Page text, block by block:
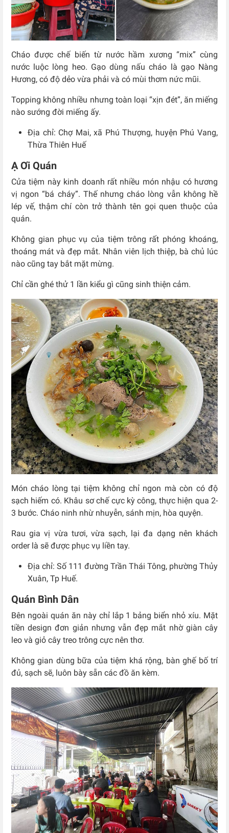
Cháo được chế biến từ nước hầm xương “mix” cùng
nước luộc lòng heo. Gạo dùng nấu cháo là gạo Nàng
Hương, có độ dẻo vừa phải và có mùi thơm nức mũi.
Topping không nhiều nhưng toàn loại “xịn đét”, ăn miếng
nào sướng đời miếng ấy.
Địa chỉ: Chợ Mai, xã Phú Thượng, huyện Phú Vang,
Thừa Thiên Huế
Ạ Ơi Quán
Cửa tiệm này kinh doanh rất nhiều món nhậu có hương
vị ngon “bá cháy”. Thế nhưng cháo lòng vẫn không hề
lép vế, thậm chí còn trở thành tên gọi quen thuộc của
quán.
Không gian phục vụ của tiệm trông rất phóng khoáng,
thoáng mát và đẹp mắt. Nhân viên lịch thiệp, bà chủ lúc
nào cũng tay bắt mặt mừng.
Chỉ cần ghé thử 1 lần kiểu gì cũng sinh thiện cảm.
Món cháo lòng tại tiệm không chỉ ngon mà còn có độ
sạch hiếm có. Khâu sơ chế cực kỳ công, thực hiện qua 2-
3 bước. Cháo ninh nhừ nhuyễn, sánh mịn, hòa quyện.
Rau gia vị vừa tươi, vừa sạch, lại đa dạng nên khách
order là sẽ được phục vụ liền tay.
Địa chỉ: Số 111 đường Trần Thái Tông, phường Thủy
Xuân, Tp Huế.
Quán Bình Dân
Bên ngoài quán ăn này chỉ lắp 1 bảng biển nhỏ xíu. Mặt
tiền design đơn giản nhưng vẫn đẹp mắt nhờ giàn cây
leo và giỏ cây treo trông cực nên thơ.
Không gian dùng bữa của tiệm khá rộng, bàn ghế bố trí
đủ, sạch sẽ, luôn bày sẵn các đồ ăn kèm.